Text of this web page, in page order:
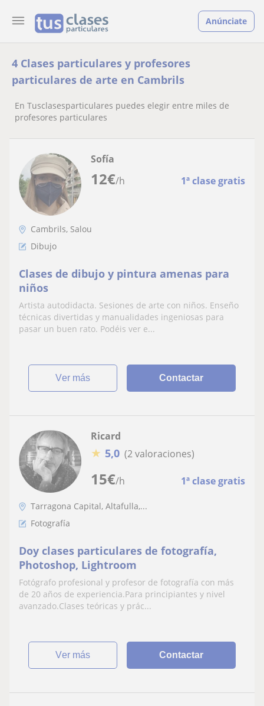
Anúnciate
4 Clases particulares y profesores
particulares de arte en Cambrils
En Tusclasesparticulares puedes elegir entre miles de
profesores particulares
12€/h 1ª clase gratis
Sofía
Cambrils, Salou
Dibujo
Clases de dibujo y pintura amenas para
niños
Artista autodidacta. Sesiones de arte con niños. Enseño
técnicas divertidas y manualidades ingeniosas para
pasar un buen rato. Podéis ver e...
ver más Contactar
15€/h 1ª clase gratis
Ricard
★ 5,0 (2 valoraciones)
Tarragona Capital, Altafulla,...
Fotografía
Doy clases particulares de fotografía,
Photoshop, Lightroom
Fotógrafo profesional y profesor de fotografía con más
de 20 años de experiencia.Para principiantes y nivel
avanzado.Clases teóricas y prác...
ver más Contactar